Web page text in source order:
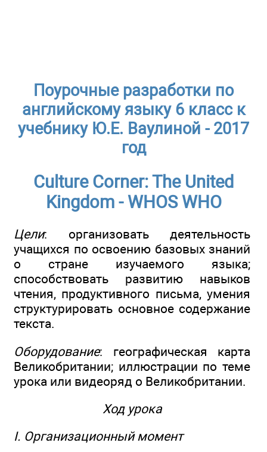
Поурочные разработки по
английскому языку 6 класс к
учебнику Ю.Е. Ваулиной - 2017
год
Culture Corner: The United
Kingdom - WHOS WHO
Цели: организовать деятельность
учащихся по освоению базовых знаний
о стране изучаемого языка;
способствовать развитию навыков
чтения, продуктивного письма, умения
структурировать основное содержание
текста.
Оборудование: географическая карта
Великобритании; иллюстрации по теме
урока или видеоряд о Великобритании.
Ход урока
I. Организационный момент